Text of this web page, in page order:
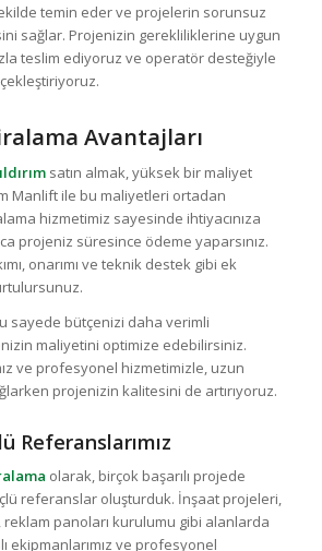
temin eder ve projelerin sorunsuz
sağlar. Projenizin gerekliliklerine uygun
teslim ediyoruz ve operatör desteğiyle
Avantajları
satın almak, yüksek bir maliyet
Manlift ile bu maliyetleri ortadan
hizmetimiz sayesinde ihtiyacınıza
projeniz süresince ödeme yaparsınız.
onarımı ve teknik destek gibi ek
sayede bütçenizi daha verimli
maliyetini optimize edebilirsiniz.
ve profesyonel hizmetimizle, uzun
projenizin kalitesini de artırıyoruz.
Referanslarımız
olarak, birçok başarılı projede
referanslar oluşturduk. İnşaat projeleri,
panoları kurulumu gibi alanlarda
ekipmanlarımız ve profesyonel